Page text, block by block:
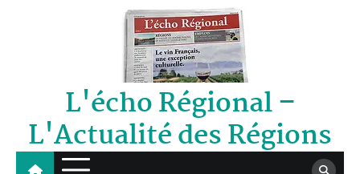
L'écho Régional –
L'Actualité des Régions